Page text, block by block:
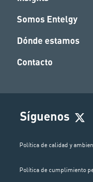
Somos Entelgy
Dónde estamos
Contacto
Síguenos
Política de calidad y
Política de cumplimiento